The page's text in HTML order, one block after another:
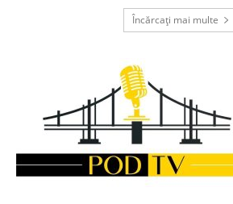
Încărcați mai multe